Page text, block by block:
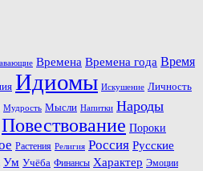
Времена Времена года Время
Идиомы Искушение Личность
Мудрость Мысли Напитки Народы
Повествование Пороки
Растения Религия Россия Русские
Ум Учёба Финансы Характер Эмоции